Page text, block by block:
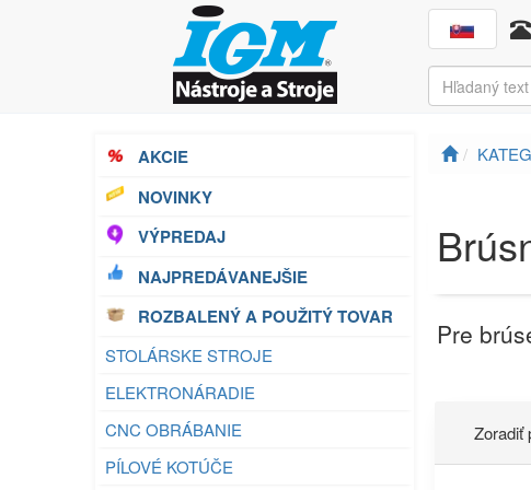
AKCIE
NOVINKY
VÝPREDAJ
NAJPREDÁVANEJŠIE
ROZBALENÝ A POUŽITÝ TOVAR
STOLÁRSKE STROJE
ELEKTRONÁRADIE
CNC OBRÁBANIE
PÍLOVÉ KOTÚČE
Pre
Zoradiť